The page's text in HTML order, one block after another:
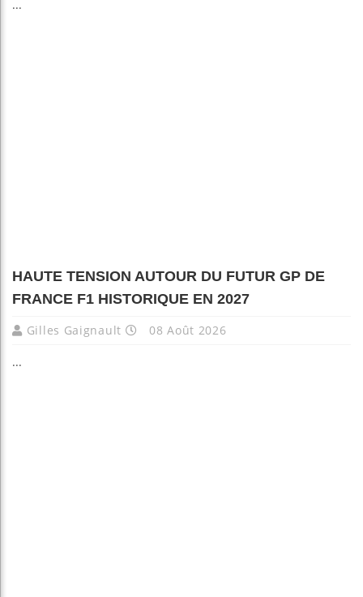
...
HAUTE TENSION AUTOUR DU FUTUR GP DE
FRANCE F1 HISTORIQUE EN 2027
Gilles Gaignault 08 Août 2026
...